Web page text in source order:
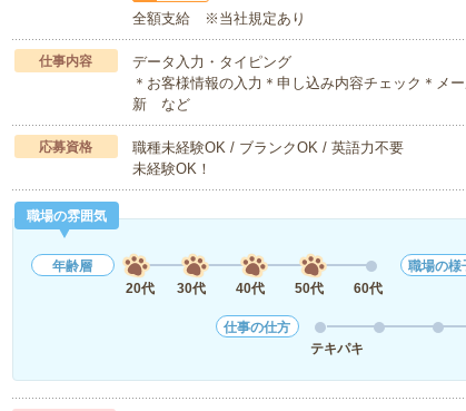
全額支給 ※当社規定あり
仕事内容
データ入力・タイピング
＊お客様情報の入力＊申し込み内容チェック＊メ
新 など
応募資格
職種未経験OK / ブランクOK / 英語力不要
未経験OK！
職場の雰囲気
年齢層
20代
30代 40代 50代 60代
職場の様
仕事の仕方
テキパキ